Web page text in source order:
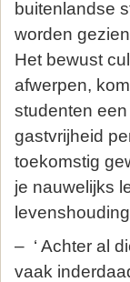
buitenlandse
worden
Het bewust
afwerpen,
studenten
gastvrijheid
toekomstig
je nauwelijks
– ‘ Achter al
vaak